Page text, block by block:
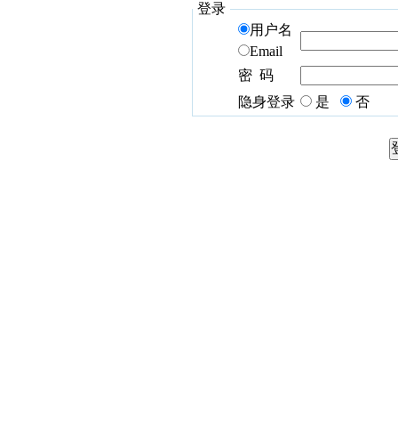
登录
用户名
Email
密 码
隐身登录
是 否